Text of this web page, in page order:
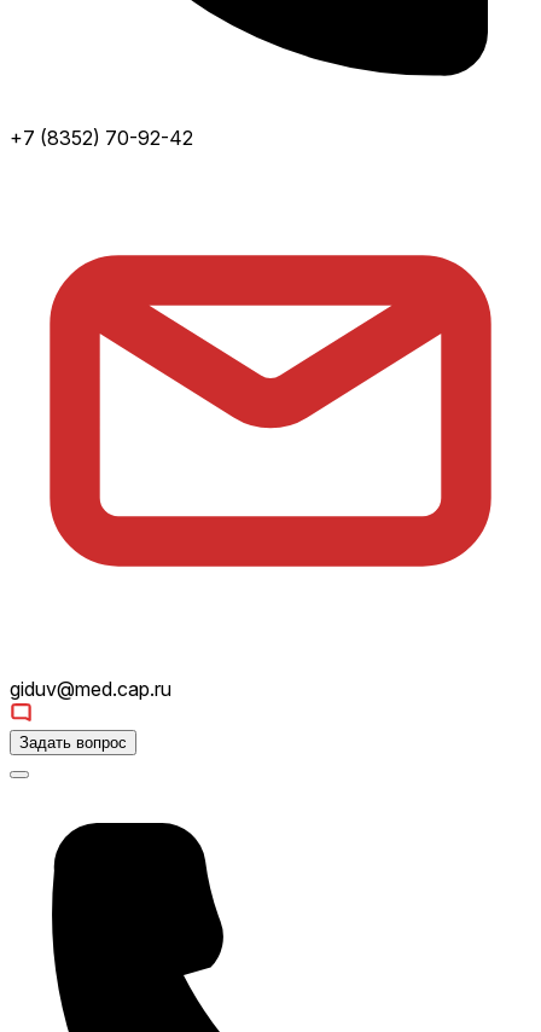
+7 (8352) 70-92-42
giduv@med.cap.ru
Задать вопрос